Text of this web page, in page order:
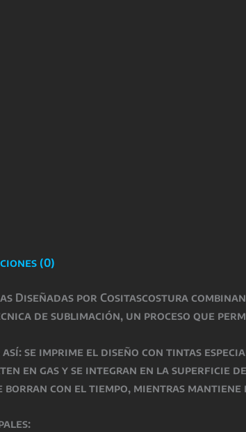
(0)
Diseñadas por Cositascosturacombinan
de sublimación, un proceso que
se imprime el diseño con tintas
en gas y se integran en la superficie
borran con el tiempo, mientras mantiene